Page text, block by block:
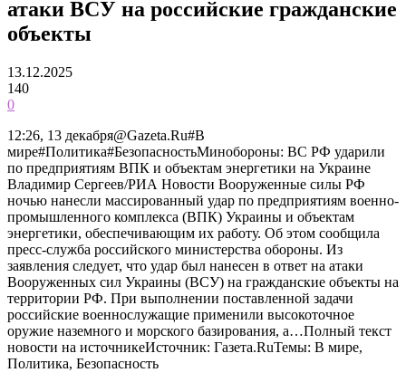
атаки ВСУ на российские гражданские
объекты
13.12.2025
140
0
12:26, 13 декабря@Gazeta.Ru#В
мире#Политика#БезопасностьМинобороны: ВС РФ ударили
по предприятиям ВПК и объектам энергетики на Украине
Владимир Сергеев/РИА Новости Вооруженные силы РФ
ночью нанесли массированный удар по предприятиям военно-
промышленного комплекса (ВПК) Украины и объектам
энергетики, обеспечивающим их работу. Об этом сообщила
пресс-служба российского министерства обороны. Из
заявления следует, что удар был нанесен в ответ на атаки
Вооруженных сил Украины (ВСУ) на гражданские объекты на
территории РФ. При выполнении поставленной задачи
российские военнослужащие применили высокоточное
оружие наземного и морского базирования, а…Полный текст
новости на источникеИсточник: Газета.RuТемы: В мире,
Политика, Безопасность